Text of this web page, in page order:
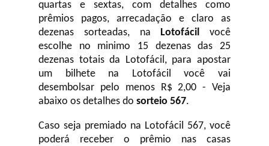
quartas e sextas, com detalhes como
prêmios pagos, arrecadação e claro as
dezenas sorteadas, na Lotofácil você
escolhe no minimo 15 dezenas das 25
dezenas totais da Lotofácil, para apostar
um bilhete na Lotofácil você vai
desembolsar pelo menos R$ 2,00 - Veja
abaixo os detalhes do sorteio 567.
Caso seja premiado na Lotofácil 567, você
poderá receber o prêmio nas casas